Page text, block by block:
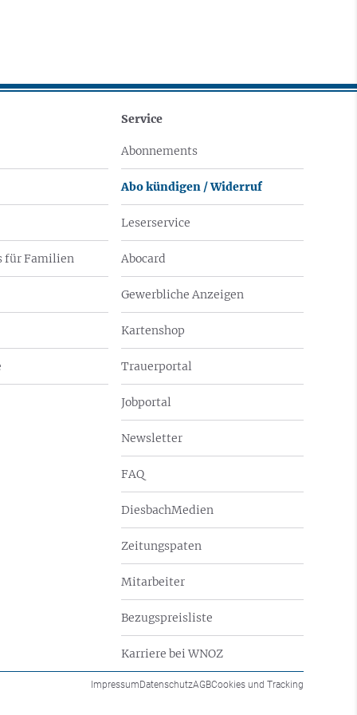
für Familien
Service
Abonnements
Abo kündigen / Widerruf
Leserservice
Abocard
Gewerbliche Anzeigen
Kartenshop
Trauerportal
Jobportal
Newsletter
FAQ
DiesbachMedien
Zeitungspaten
Mitarbeiter
Bezugspreisliste
Karriere bei WNOZ
ImpressumDatenschutzAGBCookies und Tracking